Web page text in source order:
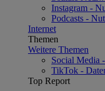
Instagram -
Podcasts -
Internet
Themen
Weitere Themen
Social Media
TikTok -
Top Report